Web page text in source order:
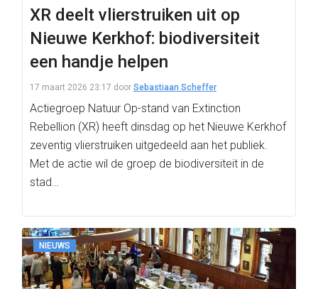
XR deelt vlierstruiken uit op
Nieuwe Kerkhof: biodiversiteit
een handje helpen
17 maart 2026 23:17 door Sebastiaan Scheffer
Actiegroep Natuur Op-stand van Extinction
Rebellion (XR) heeft dinsdag op het Nieuwe Kerkhof
zeventig vlierstruiken uitgedeeld aan het publiek.
Met de actie wil de groep de biodiversiteit in de
stad…
NIEUWS